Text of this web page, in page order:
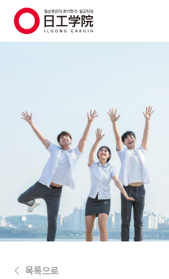
(주)지원에듀
목록으로